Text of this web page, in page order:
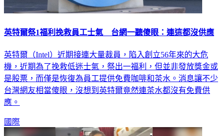
英特爾（Intel）近期接連大量裁員，陷入創立56年來的大危
機，近期為了挽救低迷士氣，祭出一福利，但並非發放獎金或
是股票，而僅是恢復為員工提供免費咖啡和茶水。消息讓不少
台灣網友相當傻眼，沒想到英特爾竟然連茶水都沒有免費供
國際